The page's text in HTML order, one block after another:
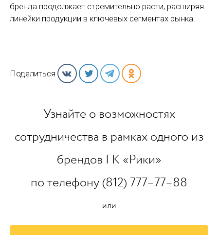
бренда продолжает стремительно расти, расширяя
линейки продукции в ключевых сегментах рынка.
Поделиться
Узнайте о возможностях
сотрудничества в рамках одного из
брендов ГК «Рики»
по телефону (812) 777–77–88
или